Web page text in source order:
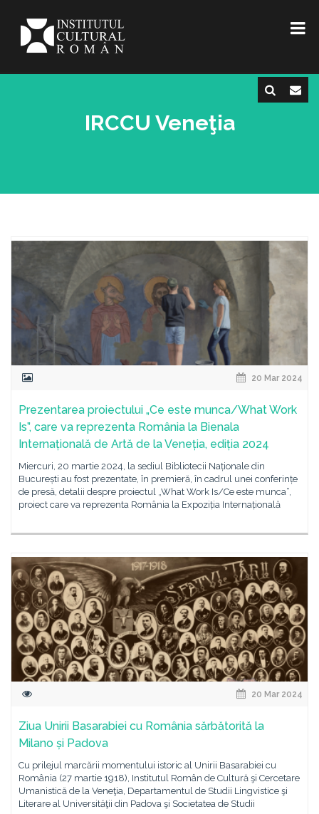
IRCCU Veneţia
20 Mar 2024
Prezentarea proiectului „Ce este munca/What Work
Is”, care va reprezenta România la Bienala
Internațională de Artă de la Veneția, ediția 2024
Miercuri, 20 martie 2024, la sediul Bibliotecii Naționale din
București au fost prezentate, în premieră, în cadrul unei conferințe
de presă, detalii despre proiectul „What Work Is/Ce este munca”,
proiect care va reprezenta România la Expoziția Internațională
20 Mar 2024
Ziua Unirii Basarabiei cu România sărbătorită la
Milano și Padova
Cu prilejul marcării momentului istoric al Unirii Basarabiei cu
România (27 martie 1918), Institutul Român de Cultură şi Cercetare
Umanistică de la Veneţia, Departamentul de Studii Lingvistice şi
Literare al Universităţii din Padova şi Societatea de Studii